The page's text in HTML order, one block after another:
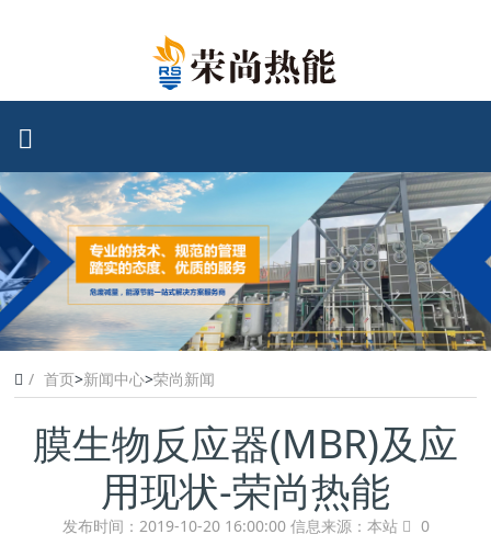
首页>新闻中心>荣尚新闻
膜生物反应器(MBR)及应
用现状-荣尚热能
发布时间：2019-10-20 16:00:00 信息来源：本站 0